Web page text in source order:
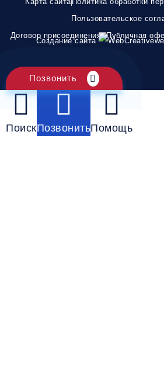
Пользовательское
Договор присоединения (Публичная
Создание сайта
Позвонить
ПоискПозвонитьПомощь